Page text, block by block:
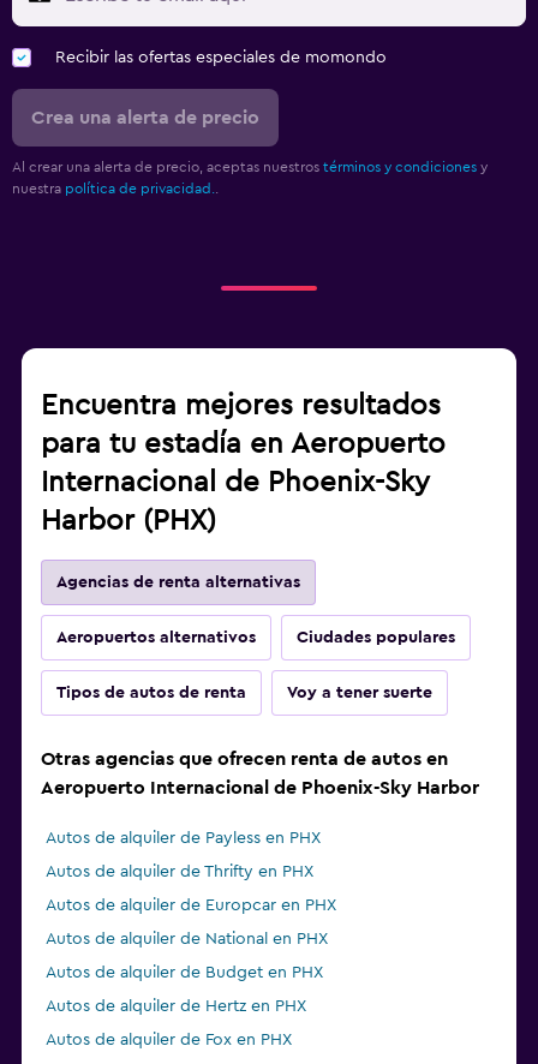
Recibir las ofertas especiales de momondo
Crea una alerta de precio
Al crear una alerta de precio, aceptas nuestros términos y condiciones y
nuestra política de privacidad..
Encuentra mejores resultados
para tu estadía en Aeropuerto
Internacional de Phoenix-Sky
Harbor (PHX)
Agencias de renta alternativas
Aeropuertos alternativos Ciudades populares
Tipos de autos de renta Voy a tener suerte
Otras agencias que ofrecen renta de autos en
Aeropuerto Internacional de Phoenix-Sky Harbor
Autos de alquiler de Payless en PHX
Autos de alquiler de Thrifty en PHX
Autos de alquiler de Europcar en PHX
Autos de alquiler de National en PHX
Autos de alquiler de Budget en PHX
Autos de alquiler de Hertz en PHX
Autos de alquiler de Fox en PHX